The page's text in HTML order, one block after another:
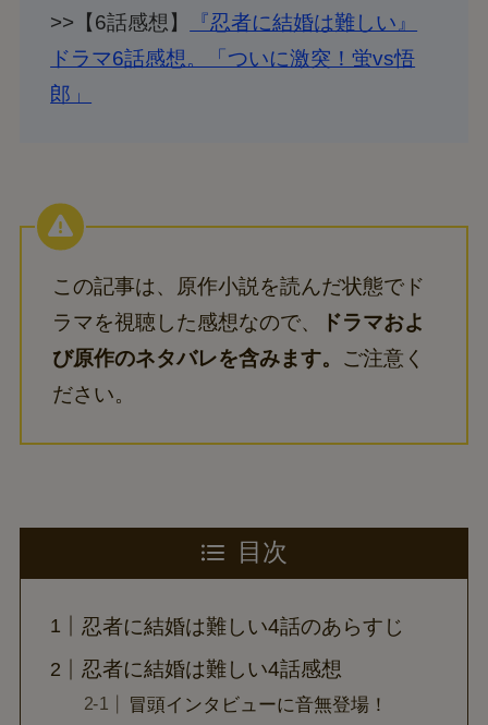
>>【6話感想】
『忍者に結婚は難しい』
ドラマ6話感想。「ついに激突！蛍vs悟
郎」
この記事は、原作小説を読んだ状態でド
ラマを視聴した感想なので、
ドラマおよ
び原作のネタバレを含みます。 ご注意く
ださい。
目次
忍者に結婚は難しい4話のあらすじ
忍者に結婚は難しい4話感想
冒頭インタビューに音無登場！